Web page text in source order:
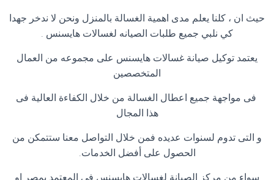
حيث ان ، كلنا يعلم مدى اهمية الغسالة بالمنزل ونحن لا ندخر جهدا
كي نلبي جميع طلبات الصيانه لغسالات هايسنس .
يعتمد توكيل صيانة غسالات هايسنس على مجموعه من العمال
المتخصصين
فى مواجهة جميع اعطال الغسالة من خلال الكفاءة العالية فى
هذا المجال
و التى تدوم لسنوات عديده فمن خلال التواصل معنا ستتمكن من
الحصول على أفضل الخدمات.
سواء من مركز الصيانة لغسالات هايسنس فى المعتمد بمصر او